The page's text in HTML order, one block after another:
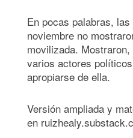
En pocas palabras,
noviembre no
movilizada.
varios actores
apropiarse de ella.
Versión ampliada y
en